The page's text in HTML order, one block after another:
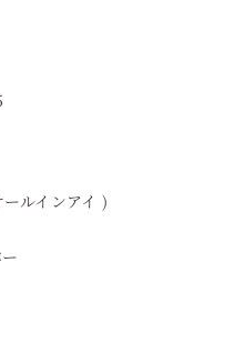
ルインアイ )